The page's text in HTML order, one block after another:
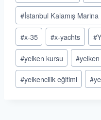
#İstanbul Kalamış Marina
#x-35 #x-yachts #
#yelken kursu #
#yelkencilik eğitimi #